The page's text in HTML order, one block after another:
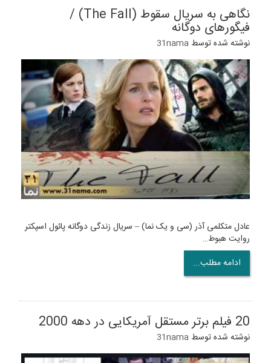
نگاهی به سریال سقوط (The Fall) /
فیگورهای دوگانه
نوشته شده توسط 31nama
عادل متکلمی آذر (سی و یک نما) – سریال زندگی دوگانه پائول اسپکتر
روایت هبوط…
ادامه مطلب...
20 فیلم برتر مستقل آمریکایی در دهه 2000
نوشته شده توسط 31nama